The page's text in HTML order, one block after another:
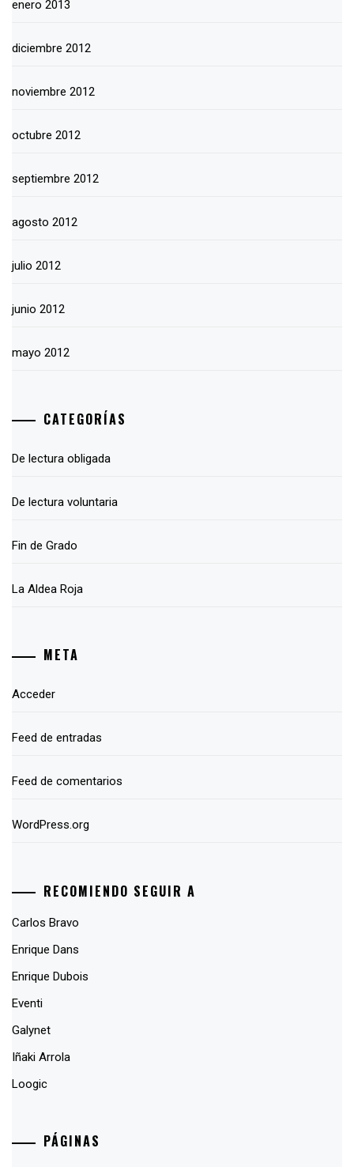
enero 2013
diciembre 2012
noviembre 2012
octubre 2012
septiembre 2012
agosto 2012
julio 2012
junio 2012
mayo 2012
CATEGORÍAS
De lectura obligada
De lectura voluntaria
Fin de Grado
La Aldea Roja
META
Acceder
Feed de entradas
Feed de comentarios
WordPress.org
RECOMIENDO SEGUIR A
Carlos Bravo
Enrique Dans
Enrique Dubois
Eventi
Galynet
Iñaki Arrola
Loogic
PÁGINAS